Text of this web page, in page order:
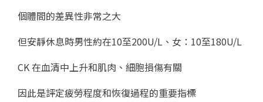
個體間的差異性非常之大
但安靜休息時男性約在10至200U/L、女：10至180U/L
CK 在血清中上升和肌肉、細胞損傷有關
因此是評定疲勞程度和恢復過程的重要指標